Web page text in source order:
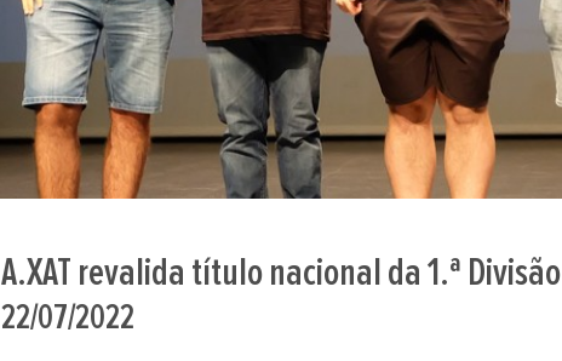
A.XAT revalida título nacional da 1.ª Divisão
22/07/2022